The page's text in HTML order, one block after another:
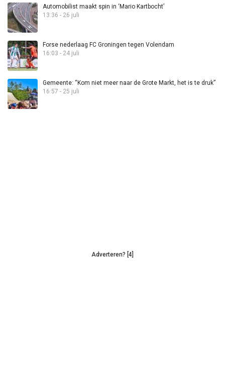
Automobilist maakt spin in ‘Mario Kartbocht’
13:36 - 26 juli
Forse nederlaag FC Groningen tegen Volendam
16:03 - 24 juli
Gemeente: “Kom niet meer naar de Grote Markt, het is te druk”
16:57 - 25 juli
Adverteren? [4]